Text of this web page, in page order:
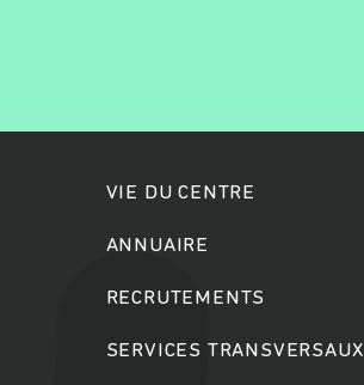
VIE DU CENTRE
ANNUAIRE
RECRUTEMENTS
SERVICES TRANSVERSAUX